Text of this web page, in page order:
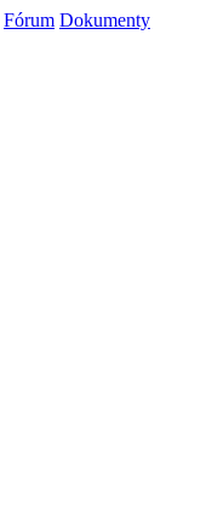
Fórum Dokumenty